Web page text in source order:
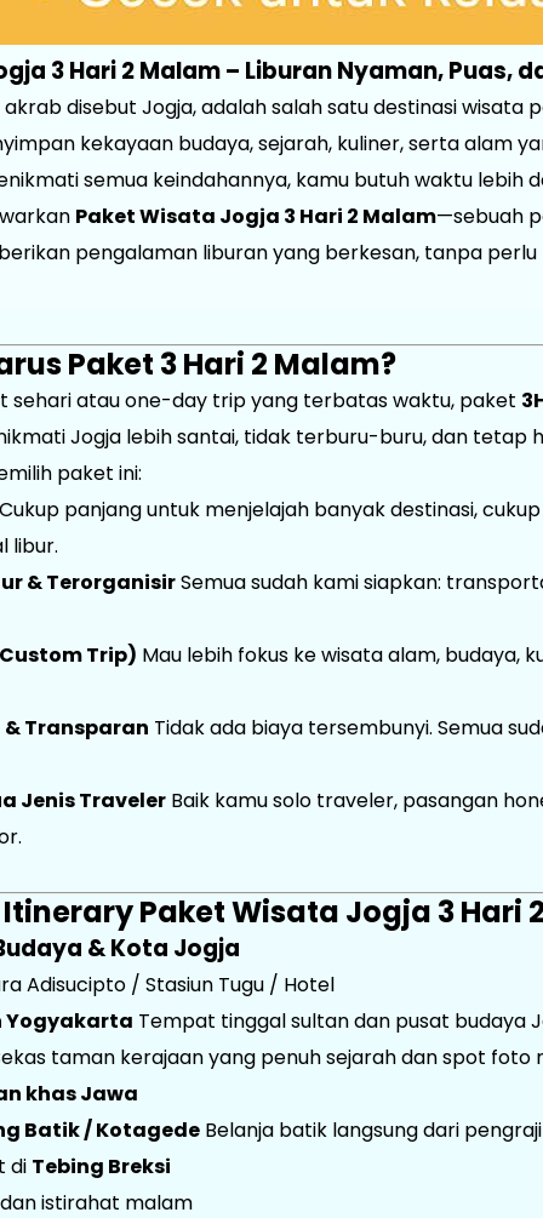
3 Hari 2 Malam – Liburan Nyaman, Puas,
disebut Jogja, adalah salah satu destinasi wisata
kekayaan budaya, sejarah, kuliner, serta alam
semua keindahannya, kamu butuh waktu lebih
Paket Wisata Jogja 3 Hari 2 Malam—sebuah
pengalaman liburan yang berkesan, tanpa
Paket 3 Hari 2 Malam?
sehari atau one-day trip yang terbatas waktu, paket
Jogja lebih santai, tidak terburu-buru, dan tetap
paket ini:
panjang untuk menjelajah banyak destinasi,
libur.
& TerorganisirSemua sudah kami siapkan:
Trip) Mau lebih fokus ke wisata alam, budaya,
Transparan Tidak ada biaya tersembunyi. Semua
Jenis Traveler Baik kamu solo traveler, pasangan
Paket Wisata Jogja 3 Hari
& Kota Jogja
Adisucipto / Stasiun Tugu / Hotel
Yogyakarta Tempat tinggal sultan dan pusat budaya
taman kerajaan yang penuh sejarah dan spot foto
khas Jawa
Batik / Kotagede Belanja batik langsung dari
di Tebing Breksi
istirahat malam